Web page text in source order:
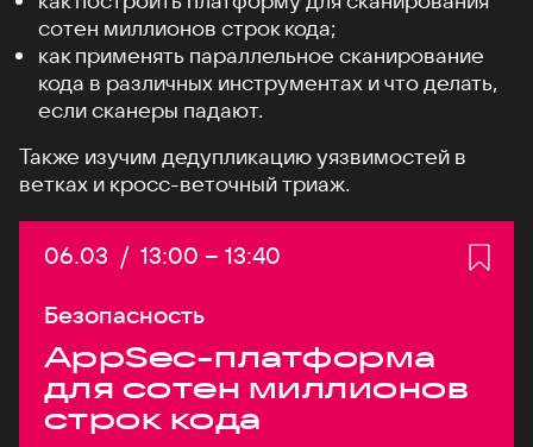
сотен миллионов строк кода;
как применять параллельное сканирование
кода в различных инструментах и что делать,
если сканеры падают.
Также изучим дедупликацию уязвимостей в
ветках и кросс-веточный триаж.
Дата:
06.03 / Начало:
13:00 – Конец:
13:40
Безопасность
AppSec-платформа
для сотен миллионов
строк кода